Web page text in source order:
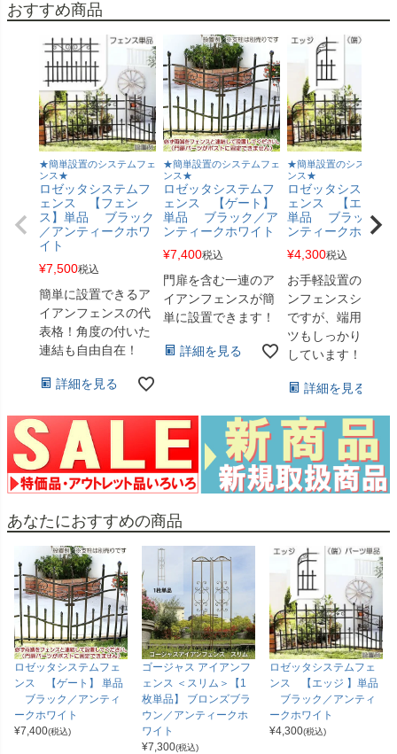
おすすめ商品
★簡単設置のシステムフェ
ンス★
ロゼッタシステムフ
ェンス 【フェン
ス】単品 ブラック
／アンティークホワ
イト
¥7,500税込
簡単に設置できるア
イアンフェンスの代
表格！角度の付いた
連結も自由自在！
詳細を見る
★簡単設置のシステムフェ
ンス★
ロゼッタシステムフ
ェンス 【ゲート】
単品 ブラック／ア
ンティークホワイト
¥7,400税込
門扉を含む一連のア
イアンフェンスが簡
単に設置できます！
詳細を見る
★簡単設置のシステムフ
ンス★
ロゼッタシステム
ェンス 【エッジ
単品 ブラック／
ンティークホワイ
¥4,300税込
お手軽設置のアイ
ンフェンスシリー
ですが、端用のパ
ツもしっかりご用
しています！
詳細を見る
あなたにおすすめの商品
ロゼッタシステムフェ
ンス 【ゲート】 単品
ブラック／アンティ
ークホワイト
¥7,400(税込)
ゴージャス アイアンフ
ェンス ＜スリム＞【1
枚単品】 ブロンズブラ
ウン／アンティークホ
ワイト
¥7,300(税込)
ロゼッタシステムフェ
ンス 【エッジ 】単品
ブラック／アンティ
ークホワイト
¥4,300(税込)